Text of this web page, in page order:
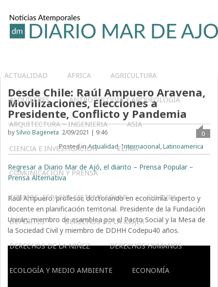
ACTUALIDAD AFRICA AGRICULTURA
ALQUILERES ANTROPOLOGÍA Y ARQUEOLOGÍA
ARQUITECTURA – INGENIERIA ASIA
CIENCIA E INVESTIGACIÓN CLIMA
COMUNICACIÓN Y PRENSA
COSMOS, ESPACIO, SISTEMA SOLAR CULTURA
DEPORTES DERECHOS DE LA MUJER
DERECHOS DE LA NIÑEZ DERECHOS HUMANOS
ECOLOGÍA Y MEDIO AMBIENTE ECONOMÍA
Desde Chile: Raúl Ampuero Aravena,
Movilizaciones, Elecciones a
Presidente, Conflicto y Pandemia
by Silvio Bageneta 2/09/2021 | 9:46
0
Posted inActualidad,Internacional,Latinoamerica
Regresar a Diario Mar de Ajó, el diarito – Prensa Popular –
Prensa Alternativa
Raúl Ampuero: profesor, doctorando en economía. experto y
docente en planificación territorial. Presidente de la Fundación
Unirán; miembro de asamblea por el Pacto Social y la Mesa de
la Sociedad Civil y miembro de DDHH Codepu40 años.